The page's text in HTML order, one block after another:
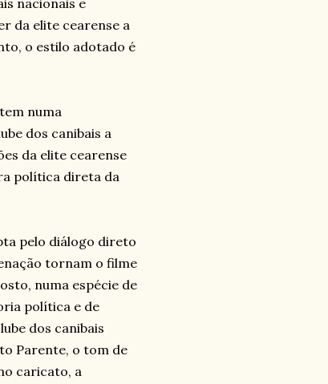
nacionais e
da elite cearense a
o estilo adotado é
numa
dos canibais a
da elite cearense
política direta da
pelo diálogo direto
tornam o filme
numa espécie de
política e de
dos canibais
Parente, o tom de
caricato, a